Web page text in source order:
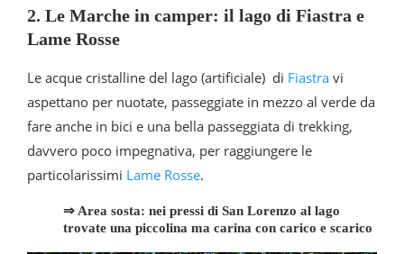
2. Le Marche in camper: il lago di Fiastra e
Lame Rosse
Le acque cristalline del lago (artificiale) di Fiastra vi
aspettano per nuotate, passeggiate in mezzo al verde da
fare anche in bici e una bella passeggiata di trekking,
davvero poco impegnativa, per raggiungere le
particolarissimi Lame Rosse.
⇒ Area sosta: nei pressi di San Lorenzo al lago
trovate una piccolina ma carina con carico e scarico